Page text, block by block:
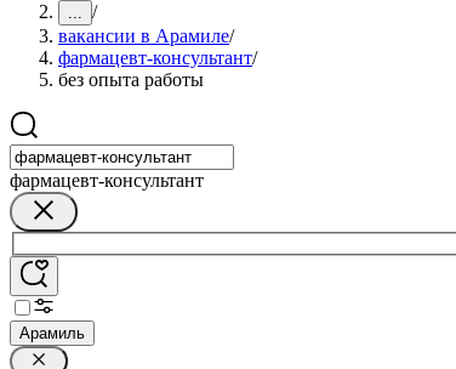
... /
вакансии в Арамиле/
фармацевт-консультант/
без опыта работы
фармацевт-консультант
Арамиль